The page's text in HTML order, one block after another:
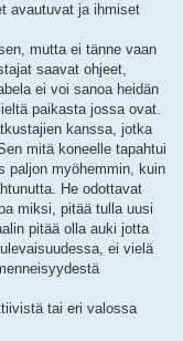
avautuvat ja ihmiset
mutta ei tänne vaan
saavat ohjeet,
ei voi sanoa heidän
paikasta jossa ovat.
kanssa, jotka
mitä koneelle tapahtui
paljon myöhemmin, kuin
He odottavat
miksi, pitää tulla uusi
pitää olla auki jotta
ei vielä
tai eri valossa